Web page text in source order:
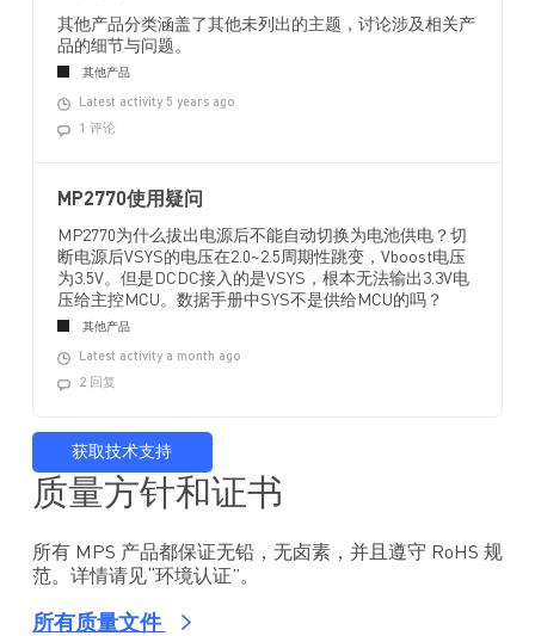
其他产品分类涵盖了其他未列出的主题，讨论涉及相关产
品的细节与问题。
其他产品
Latest activity 5 years ago
1 评论
MP2770使用疑问
MP2770为什么拔出电源后不能自动切换为电池供电？切
断电源后VSYS的电压在2.0~2.5周期性跳变，Vboost电压
为3.5V。但是DCDC接入的是VSYS，根本无法输出3.3V电
压给主控MCU。数据手册中SYS不是供给MCU的吗？
其他产品
Latest activity a month ago
2 回复
获取技术支持
质量方针和证书
所有 MPS 产品都保证无铅，无卤素，并且遵守 RoHS 规
范。详情请见“环境认证”。
所有质量文件